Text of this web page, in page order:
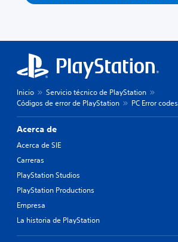
Inicio
Servicio técnico de PlayStation
Códigos de error de PlayStation
PC Error codes
Acerca de
Acerca de SIE
Carreras
PlayStation Studios
PlayStation Productions
Empresa
La historia de PlayStation